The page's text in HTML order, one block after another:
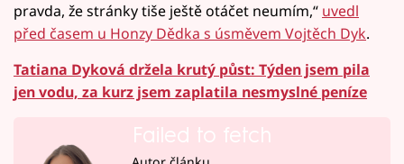
pravda, že stránky tiše ještě otáčet neumím,“ uvedl
před časem u Honzy Dědka s úsměvem Vojtěch Dyk.
Tatiana Dyková držela krutý půst: Týden jsem pila
jen vodu, za kurz jsem zaplatila nesmyslné peníze
Failed to fetch